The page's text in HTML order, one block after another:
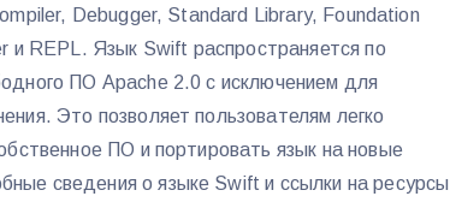
Debugger, Standard Library, Foundation
и REPL. Язык Swift распространяется по
ПО Apache 2.0 с исключением для
Это позволяет пользователям легко
ПО и портировать язык на новые
сведения о языке Swift и ссылки на ресурсы